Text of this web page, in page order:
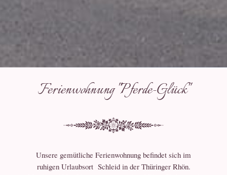
Ferienwohnung "Pferde-Glück"
Unsere gemütliche Ferienwohnung befindet sich im
ruhigen Urlaubsort Schleid in der Thüringer Rhön.